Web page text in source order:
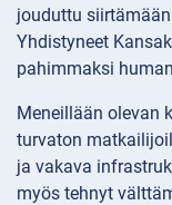
jouduttu
Yhdistyneet
pahimmaksi
Meneillään olevan
turvaton
ja vakava
myös tehnyt